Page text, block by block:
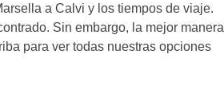
a Calvi y los tiempos de viaje.
Sin embargo, la mejor manera
para ver todas nuestras opciones